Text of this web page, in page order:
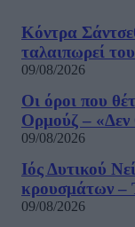
Κόντρα
ταλαιπωρεί
09/08/2026
Οι όροι που
Ορμούζ – «Δεν
09/08/2026
Ιός Δυτικού
κρουσμάτων –
09/08/2026